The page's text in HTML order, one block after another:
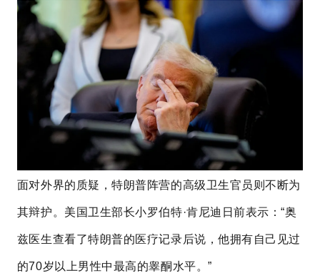
面对外界的质疑，特朗普阵营的高级卫生官员则不断为
其辩护。美国卫生部长小罗伯特·肯尼迪日前表示：“奥
兹医生查看了特朗普的医疗记录后说，他拥有自己见过
的70岁以上男性中最高的睾酮水平。”